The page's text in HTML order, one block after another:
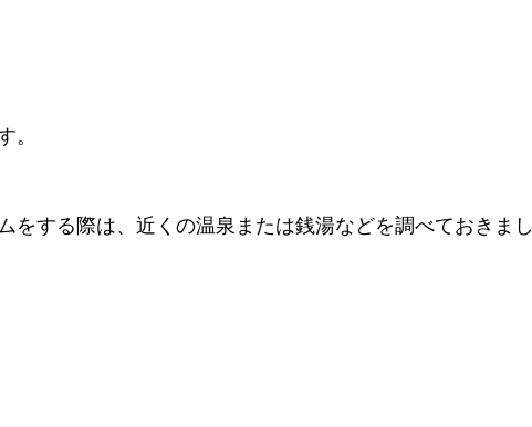
。
する際は、近くの温泉または銭湯などを調べておきまし